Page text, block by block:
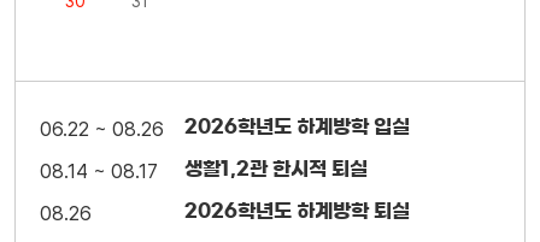
06.22 ~ 08.26 2026학년도 하계방학 입실
08.14 ~ 08.17 생활1,2관 한시적 퇴실
08.26 2026학년도 하계방학 퇴실